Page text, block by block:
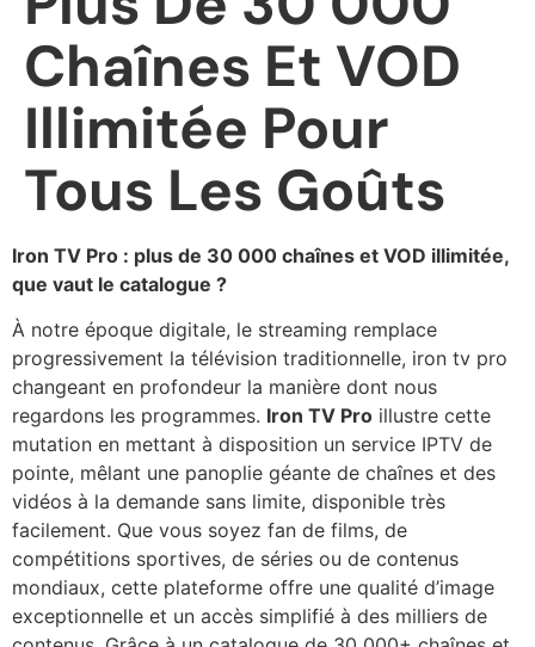
Chaînes Et VOD
Illimitée Pour
Tous Les Goûts
Iron TV Pro : plus de 30 000 chaînes et VOD illimitée,
que vaut le catalogue ?
À notre époque digitale, le streaming remplace
progressivement la télévision traditionnelle, iron tv pro
changeant en profondeur la manière dont nous
regardons les programmes. Iron TV Pro illustre cette
mutation en mettant à disposition un service IPTV de
pointe, mêlant une panoplie géante de chaînes et des
vidéos à la demande sans limite, disponible très
facilement. Que vous soyez fan de films, de
compétitions sportives, de séries ou de contenus
mondiaux, cette plateforme offre une qualité d’image
exceptionnelle et un accès simplifié à des milliers de